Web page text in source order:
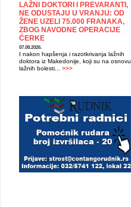
LAŽNI DOKTORI I PREVARANTI,
NE ODUSTAJU U VRANJU: OD
ŽENE UZELI 75.000 FRANAKA,
ZBOG NAVODNE OPERACIJE
ĆERKE
07.08.2026.
I nakon hapšenja i razotkrivanja lažnih
doktora iz Makedonije, koji su na osnovu
lažnih bolesti... >>>